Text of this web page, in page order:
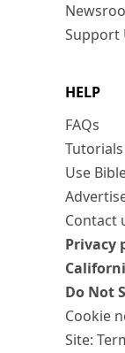
Support
HELP
FAQs
Tutorials
Use
Contact
Privacy
Do Not
Cookie
Site: